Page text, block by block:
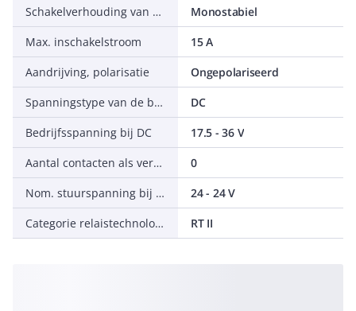
Schakelverhouding van de aandrijving
Monostabiel
Max. inschakelstroom
15 A
Aandrijving, polarisatie
Ongepolariseerd
Spanningstype van de bedrijfsspanning
DC
Bedrijfsspanning bij DC
17.5 - 36 V
Aantal contacten als verbreekcontact
0
Nom. stuurspanning bij DC
24 - 24 V
Categorie relaistechnologie (RT) volgens IEC 61810-7
RT II